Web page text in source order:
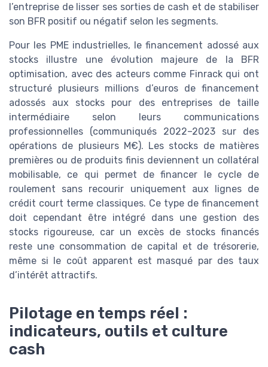
l’entreprise de lisser ses sorties de cash et de stabiliser
son BFR positif ou négatif selon les segments.
Pour les PME industrielles, le financement adossé aux
stocks illustre une évolution majeure de la BFR
optimisation, avec des acteurs comme Finrack qui ont
structuré plusieurs millions d’euros de financement
adossés aux stocks pour des entreprises de taille
intermédiaire selon leurs communications
professionnelles (communiqués 2022–2023 sur des
opérations de plusieurs M€). Les stocks de matières
premières ou de produits finis deviennent un collatéral
mobilisable, ce qui permet de financer le cycle de
roulement sans recourir uniquement aux lignes de
crédit court terme classiques. Ce type de financement
doit cependant être intégré dans une gestion des
stocks rigoureuse, car un excès de stocks financés
reste une consommation de capital et de trésorerie,
même si le coût apparent est masqué par des taux
d’intérêt attractifs.
Pilotage en temps réel :
indicateurs, outils et culture
cash